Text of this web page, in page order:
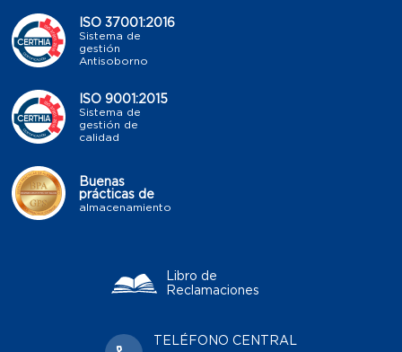
ISO 37001:2016
Sistema de
gestión
Antisoborno
ISO 9001:2015
Sistema de
gestión de
calidad
Buenas
prácticas de
almacenamiento
Libro de
Reclamaciones
TELÉFONO CENTRAL